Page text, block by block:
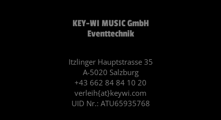
KEY-WI MUSIC GmbH
Eventtechnik
Itzlinger Hauptstrasse 35
A-5020 Salzburg
+43 662 84 84 10 20
verleih{at}keywi.com
UID Nr.: ATU65935768